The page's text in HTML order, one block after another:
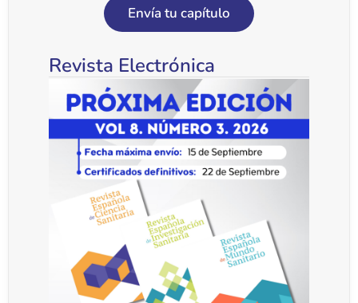
Envía tu capítulo
Revista Electrónica